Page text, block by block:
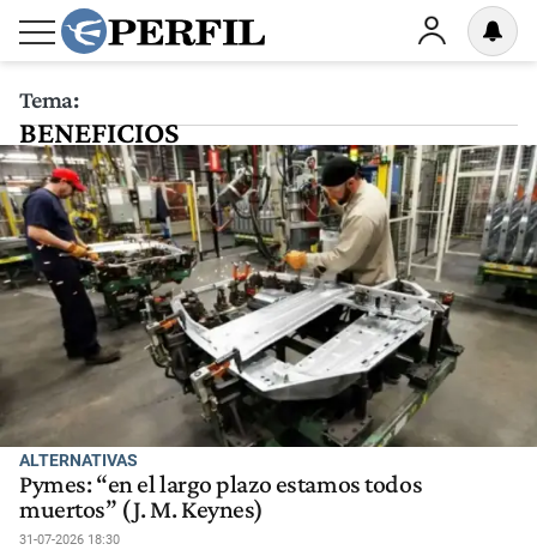
Tema:
BENEFICIOS
ALTERNATIVAS
Pymes: “en el largo plazo estamos todos
muertos” (J. M. Keynes)
31-07-2026 18:30